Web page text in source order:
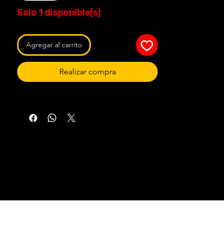
Solo 1 disponible(s)
Agregar al carrito
Realizar compra